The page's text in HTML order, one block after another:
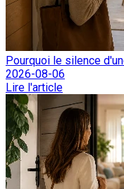
Pourquoi le silence
2026-08-06
Lire l'article